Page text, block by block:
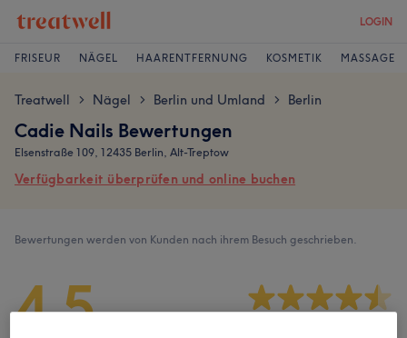
LOGIN
FRISEUR NÄGEL HAARENTFERNUNG KOSMETIK MASSAGE
Treatwell > Nägel > Berlin und Umland > Berlin
Cadie Nails Bewertungen
Elsenstraße 109, 12435 Berlin, Alt-Treptow
Verfügbarkeit überprüfen und online buchen
Bewertungen werden von Kunden nach ihrem Besuch geschrieben.
4,5